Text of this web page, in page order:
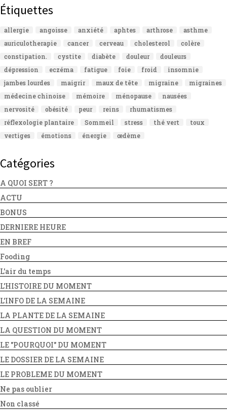
Étiquettes
allergie angoisse anxiété aphtes arthrose
asthme
auriculotherapie
cancer cerveau cholesterol
colère
constipation.
cystite diabète douleur
douleurs
dépression
eczéma fatigue foie froid
insomnie
jambes lourdes
maigrir maux de tête migraine
migraines
médecine chinoise
mémoire ménopause
nausées
nervosité
obésité peur reins
rhumatismes
réflexologie plantaire
Sommeil stress thé vert
toux
vertiges
émotions énergie œdème
Catégories
A QUOI SERT ?
ACTU
BONUS
DERNIERE HEURE
EN BREF
Fooding
L'air du temps
L'HISTOIRE DU MOMENT
L'INFO DE LA SEMAINE
LA PLANTE DE LA SEMAINE
LA QUESTION DU MOMENT
LE "POURQUOI" DU MOMENT
LE DOSSIER DE LA SEMAINE
LE PROBLEME DU MOMENT
Ne pas oublier
Non classé